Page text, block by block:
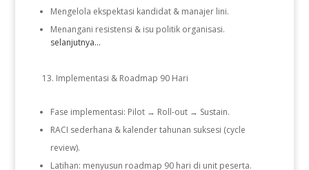
Mengelola ekspektasi kandidat & manajer lini.
Menangani resistensi & isu politik organisasi.
selanjutnya...
Implementasi & Roadmap 90 Hari
Fase implementasi: Pilot → Roll-out → Sustain.
RACI sederhana & kalender tahunan suksesi (cycle
review).
Latihan: menyusun roadmap 90 hari di unit peserta.